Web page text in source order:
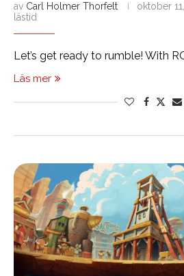
av Carl Holmer Thorfelt oktober
lästid
Let’s get ready to rumble! With
Läs mer